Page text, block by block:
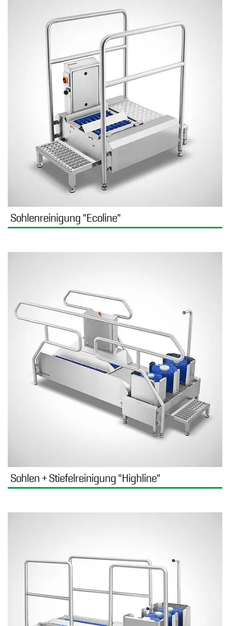
Sohlenreinigung "Ecoline"
Sohlen + Stiefelreinigung "Highline"